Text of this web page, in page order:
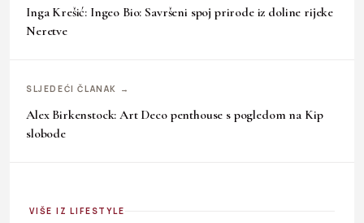
Inga Krešić: Ingeo Bio: Savršeni spoj prirode iz doline rijeke
Neretve
SLJEDEĆI ČLANAK →
Alex Birkenstock: Art Deco penthouse s pogledom na Kip
slobode
VIŠE IZ LIFESTYLE